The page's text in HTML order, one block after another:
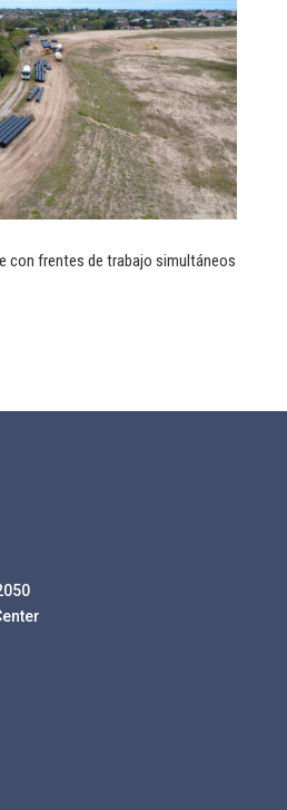
con frentes de trabajo simultáneos